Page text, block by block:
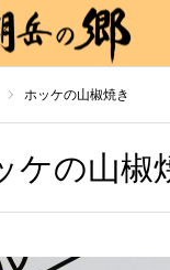
ホッケの山椒焼き
ケの山椒